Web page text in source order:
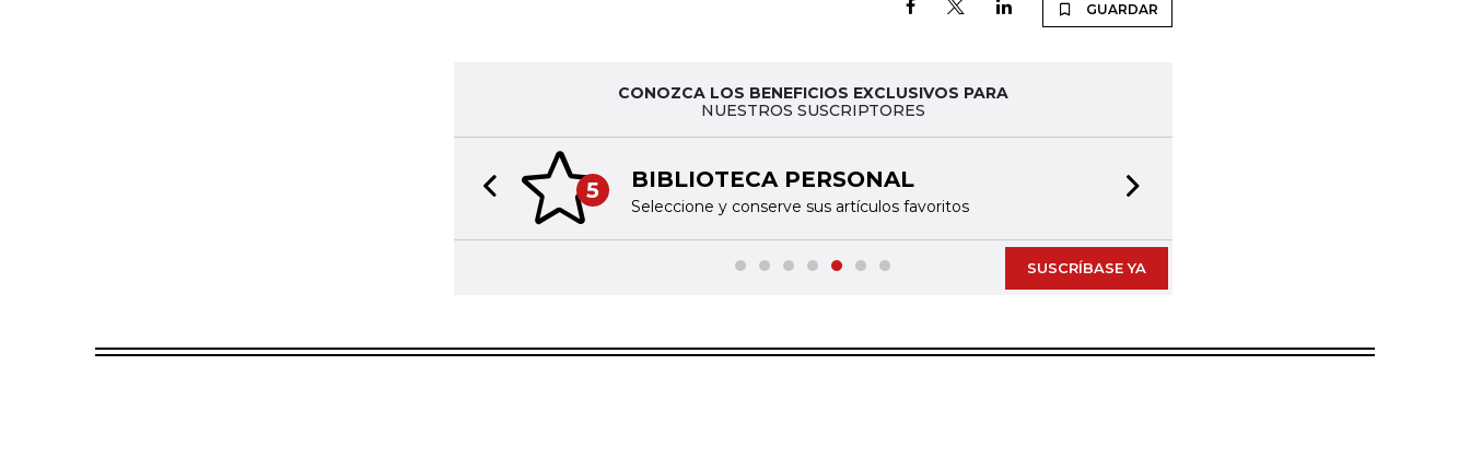
GUARDAR
CONOZCA LOS BENEFICIOS EXCLUSIVOS PARA
NUESTROS SUSCRIPTORES
5 BIBLIOTECA PERSONAL
Seleccione y conserve sus artículos favoritos
Previous slide
SUSCRÍBASE YA